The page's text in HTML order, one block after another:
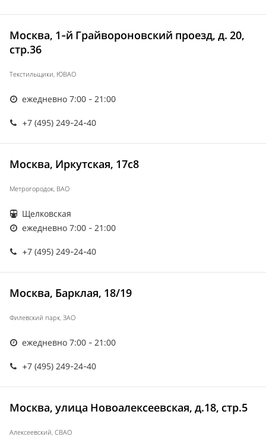
Москва, 1-й Грайвороновский проезд, д. 20,
стр.36
Текстильщики, ЮВАО
ежедневно 7:00 - 21:00
+7 (495) 249-24-40
Москва, Иркутская, 17с8
Метрогородок, ВАО
Щелковская
ежедневно 7:00 - 21:00
+7 (495) 249-24-40
Москва, Барклая, 18/19
Филевский парк, ЗАО
ежедневно 7:00 - 21:00
+7 (495) 249-24-40
Москва, улица Новоалексеевская, д.18, стр.5
Алексеевский, СВАО